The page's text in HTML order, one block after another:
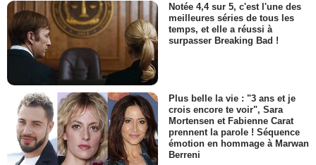
Notée 4,4 sur 5, c'est l'une des
meilleures séries de tous les
temps, et elle a réussi à
surpasser Breaking Bad !
Plus belle la vie : "3 ans et je
crois encore te voir", Sara
Mortensen et Fabienne Carat
prennent la parole ! Séquence
émotion en hommage à Marwan
Berreni